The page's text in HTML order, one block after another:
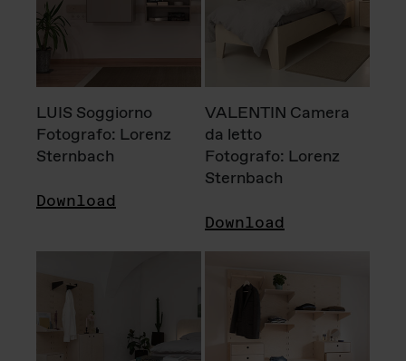
LUIS Soggiorno
Fotografo: Lorenz
Sternbach
Download
VALENTIN Camera
da letto
Fotografo: Lorenz
Sternbach
Download